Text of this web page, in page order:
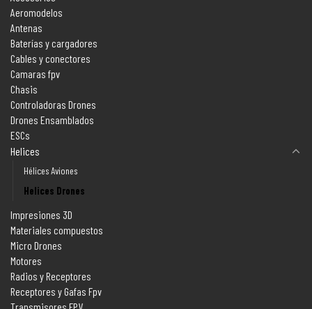
Aeromodelos
Antenas
Baterías y cargadores
Cables y conectores
Camaras fpv
Chasis
Controladoras Drones
Drones Ensamblados
ESCs
Helices
Hélices Aviones
Helices Drones
Impresiones 3D
Materiales compuestos
Micro Drones
Motores
Radios y Receptores
Receptores y Gafas Fpv
Transmisores FPV